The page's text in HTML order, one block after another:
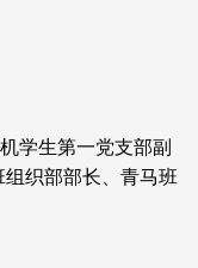
学生第一党支部副
织部部长、青马班